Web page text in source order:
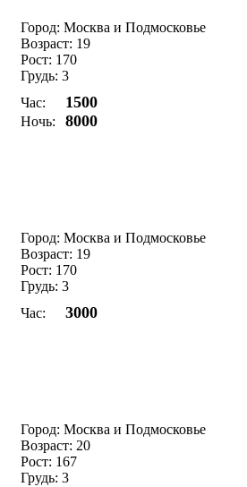
Город: Москва и Подмосковье
Возраст: 19
Рост: 170
Грудь: 3
Час:
1500
Ночь: 8000
Город: Москва и Подмосковье
Возраст: 19
Рост: 170
Грудь: 3
Час:
3000
Город: Москва и Подмосковье
Возраст: 20
Рост: 167
Грудь: 3